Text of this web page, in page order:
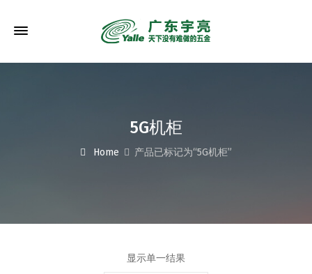
5G机柜
Home 产品已标记为“5G机柜”
显示单一结果